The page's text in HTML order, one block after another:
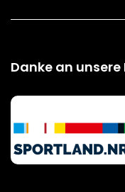
Danke an